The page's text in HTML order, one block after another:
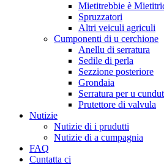
Mietitrebbie è
Spruzzatori
Altri veiculi agriculi
Cumponenti di u cerchione
Anellu di serratura
Sedile di perla
Sezzione posteriore
Grondaia
Serratura per u
Prutettore di valvula
Nutizie
Nutizie di i prudutti
Nutizie di a cumpagnia
FAQ
Cuntatta ci